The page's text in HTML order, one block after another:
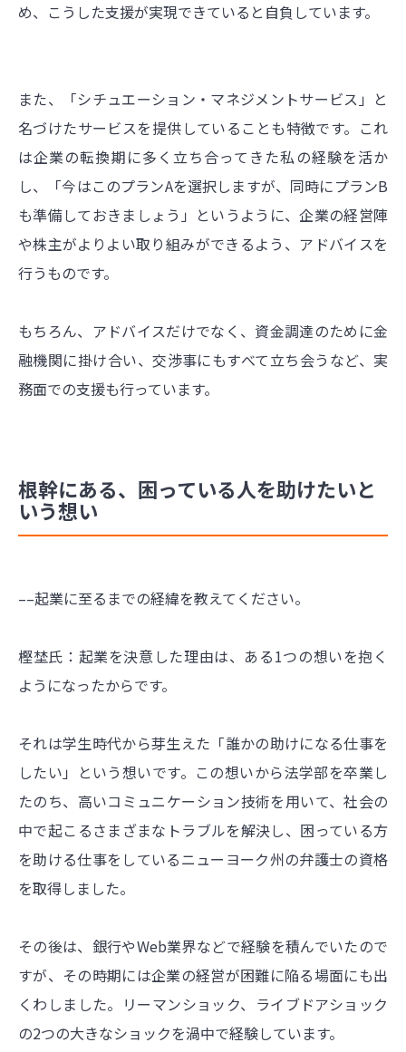
め、こうした支援が実現できていると自負しています。
また、「シチュエーション・マネジメントサービス」と
名づけたサービスを提供していることも特徴です。これ
は企業の転換期に多く立ち合ってきた私の経験を活か
し、「今はこのプランAを選択しますが、同時にプランB
も準備しておきましょう」というように、企業の経営陣
や株主がよりよい取り組みができるよう、アドバイスを
行うものです。
もちろん、アドバイスだけでなく、資金調達のために金
融機関に掛け合い、交渉事にもすべて立ち会うなど、実
務面での支援も行っています。
根幹にある、困っている人を助けたいと
いう想い
––起業に至るまでの経緯を教えてください。
樫埜氏：起業を決意した理由は、ある1つの想いを抱く
ようになったからです。
それは学生時代から芽生えた「誰かの助けになる仕事を
したい」という想いです。この想いから法学部を卒業し
たのち、高いコミュニケーション技術を用いて、社会の
中で起こるさまざまなトラブルを解決し、困っている方
を助ける仕事をしているニューヨーク州の弁護士の資格
を取得しました。
その後は、銀行やWeb業界などで経験を積んでいたので
すが、その時期には企業の経営が困難に陥る場面にも出
くわしました。リーマンショック、ライブドアショック
の2つの大きなショックを渦中で経験しています。